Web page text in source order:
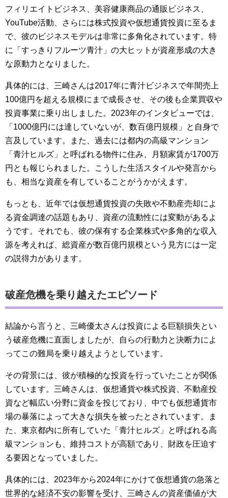
フィリエイトビジネス、美容健康商品の通販ビジネス、
YouTube活動、さらには株式投資や仮想通貨投資に至るま
で、彼のビジネスモデルは非常に多角化されています。特
に「すっきりフルーツ青汁」の大ヒットが資産形成の大き
な原動力となりました。
具体的には、三崎さんは2017年に青汁ビジネスで年間売上
100億円を超える規模にまで成長させ、その後も企業買収や
投資事業に乗り出しました。2023年のインタビューでは、
「1000億円には達していないが、数百億円規模」と自身で
言及しています。また、過去には都内の高級マンション
「青汁ヒルズ」と呼ばれる物件に住み、月額家賃が1700万
円とも報じられました。こうした生活スタイルや発言から
も、相当な資産を有していることがうかがえます。
もっとも、近年では仮想通貨投資の失敗や不動産売却によ
る資金調達の話題もあり、資産の流動性には変動があるよ
うです。それでも、彼の保有する企業株式や多角的な収入
源を考えれば、総資産が数百億円規模という見方には一定
の説得力があります。
破産危機を乗り越えたエピソード
結論から言うと、三崎優太さんは投資による巨額損失とい
う破産危機に直面しましたが、自らの行動力と決断力によ
ってこの難局を乗り越えようとしています。
その背景には、彼が積極的な投資を行っていたことが関係
しています。三崎さんは、仮想通貨や株式投資、不動産投
資など幅広い分野に資金を投じており、中でも仮想通貨市
場の暴落によって大きな損失を被ったとされています。ま
た、東京都内に所有していた「青汁ヒルズ」と呼ばれる高
級マンションも、維持コストが高額であり、財政を圧迫す
る要因となっていました。
具体的には、2023年から2024年にかけて仮想通貨の急落と
世界的な経済不安の影響を受け、三崎さんの資産価値が大